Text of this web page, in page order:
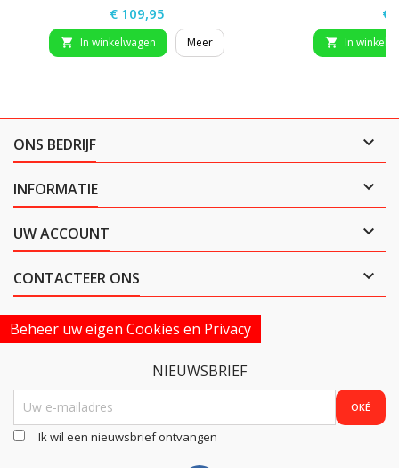
Prijs
€ 109,95
 In winkelwagen Meer
€
 In
ONS BEDRIJF 
INFORMATIE 
UW ACCOUNT 
CONTACTEER ONS 
Beheer uw eigen Cookies en Privacy
NIEUWSBRIEF
Ik wil een nieuwsbrief ontvangen